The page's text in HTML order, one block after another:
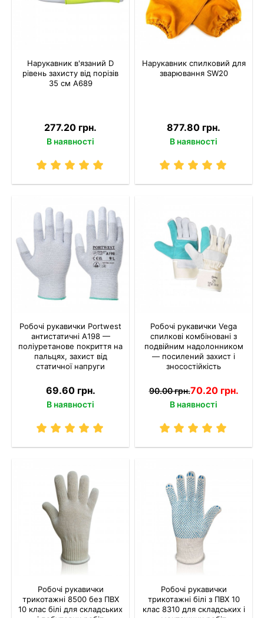
Нарукавник в'язаний D
рівень захисту від порізів
35 см A689
277.20 грн.
В наявності
Нарукавник спилковий для
зварювання SW20
877.80 грн.
В наявності
Робочі рукавички Portwest
антистатичні A198 —
поліуретанове покриття на
пальцях, захист від
статичної напруги
69.60 грн.
В наявності
Робочі рукавички Vega
спилкові комбіновані з
подвійним надолонником
— посилений захист і
зносостійкість
70.20 грн.
90.00 грн.
В наявності
Робочі рукавички
трикотажні 8500 без ПВХ
10 клас білі для складських
Робочі рукавички
трикотажні білі з ПВХ 10
клас 8310 для складських і